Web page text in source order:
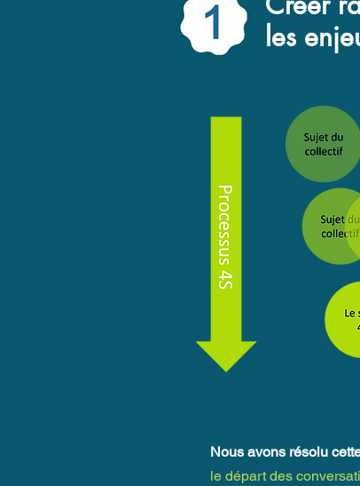
les
Nous avons résolu
le départ des